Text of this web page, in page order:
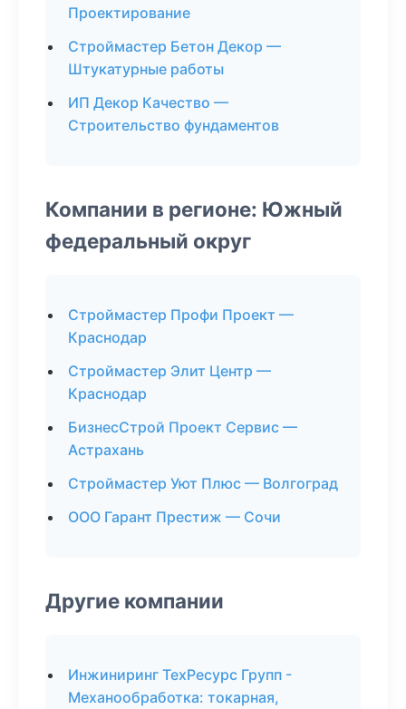
Проектирование
Строймастер Бетон Декор —
Штукатурные работы
ИП Декор Качество —
Строительство фундаментов
Компании в регионе: Южный
федеральный округ
Строймастер Профи Проект —
Краснодар
Строймастер Элит Центр —
Краснодар
БизнесСтрой Проект Сервис —
Астрахань
Строймастер Уют Плюс — Волгоград
ООО Гарант Престиж — Сочи
Другие компании
Инжиниринг ТехРесурс Групп -
Механообработка: токарная,